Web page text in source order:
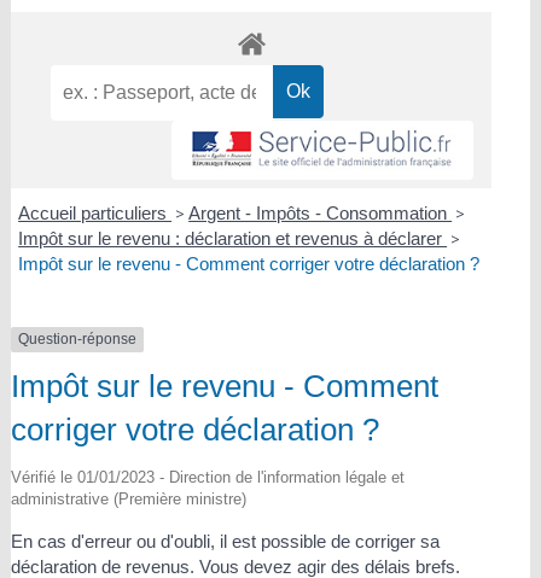
Accueil particuliers > Argent - Impôts - Consommation >
Impôt sur le revenu : déclaration et revenus à déclarer >
Impôt sur le revenu - Comment corriger votre déclaration ?
Question-réponse
Impôt sur le revenu - Comment
corriger votre déclaration ?
Vérifié le 01/01/2023 - Direction de l'information légale et
administrative (Première ministre)
En cas d'erreur ou d'oubli, il est possible de corriger sa
déclaration de revenus. Vous devez agir des délais brefs.